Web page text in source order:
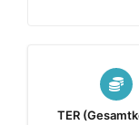
TER